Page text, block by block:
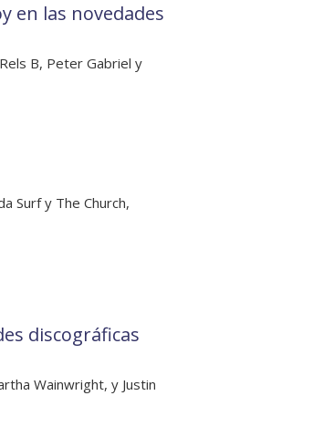
en las novedades
B, Peter Gabriel y
Surf y The Church,
discográficas
Wainwright, y Justin